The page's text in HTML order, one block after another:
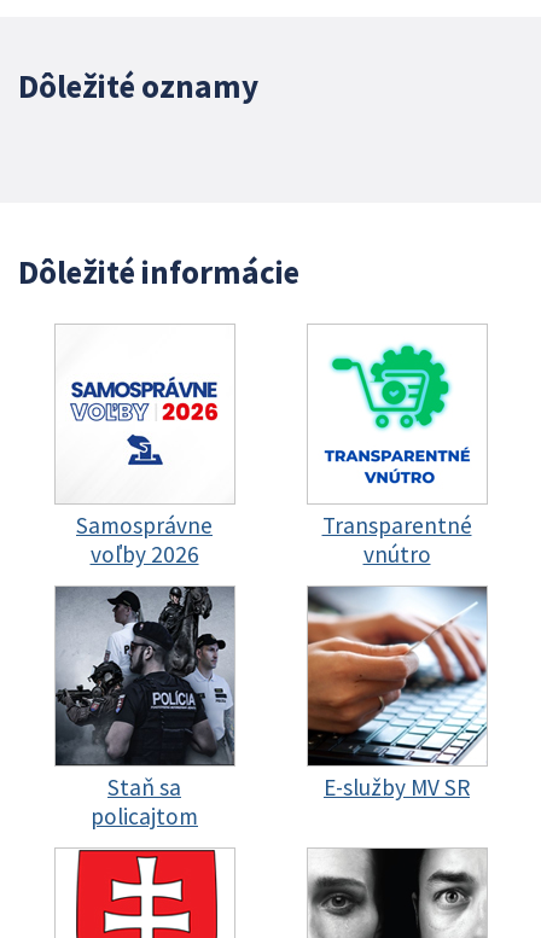
Dôležité oznamy
Dôležité informácie
Samosprávne
voľby 2026
Transparentné
vnútro
Staň sa
policajtom
E-služby MV SR